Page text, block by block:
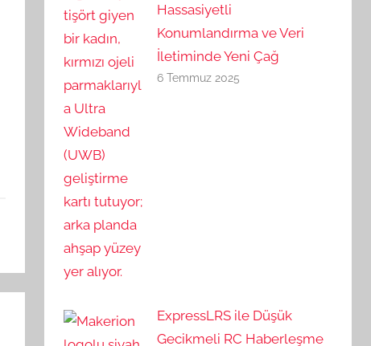
Hassasiyetli
Konumlandırma ve Veri
İletiminde Yeni Çağ
6 Temmuz 2025
ExpressLRS ile Düşük
Gecikmeli RC Haberleşme